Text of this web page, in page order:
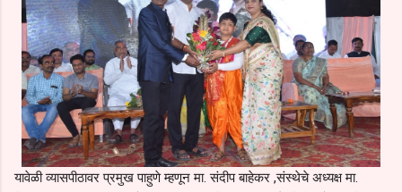
यावेळी व्यासपीठावर प्रमुख पाहुणे म्हणून मा. संदीप बाहेकर ,संस्थेचे अध्यक्ष मा.